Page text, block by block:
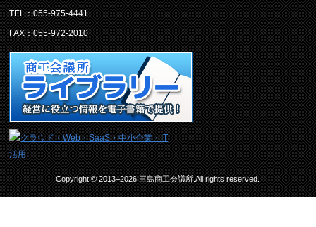
TEL：055-975-4441
FAX：055-972-2010
Copyright © 2013–2026 三島商工会議所.All rights reserved.